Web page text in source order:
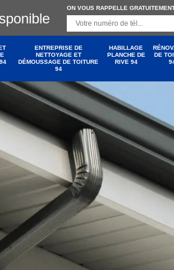
ON VOUS RAPPELLE
ENTREPRISE DE
NETTOYAGE ET
DÉMOUSSAGE DE TOITURE
94
HABILLAGE
PLANCHE DE
RIVE 94
DE